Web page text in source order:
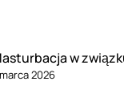
w
2026